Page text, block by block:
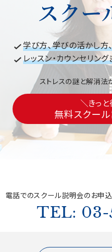
スクー
学び方、学びの活かし
レッスン・カウンセリン
ストレスの謎と解消法
＼きっと
無料スクー
電話でのスクール説明会のお申
TEL: 03-